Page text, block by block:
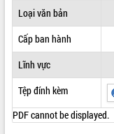
Loại văn bản
Cấp ban hành
Lĩnh vực
Tệp đính kèm
PDF cannot be displayed.